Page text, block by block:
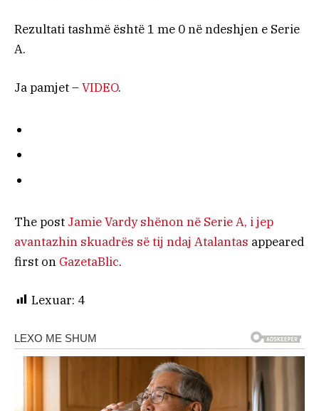
Rezultati tashmë është 1 me 0 në ndeshjen e Serie
A.
Ja pamjet –VIDEO.
The post Jamie Vardy shënon në Serie A, i jep
avantazhin skuadrës së tij ndaj Atalantas appeared
first on GazetaBlic.
Lexuar: 4